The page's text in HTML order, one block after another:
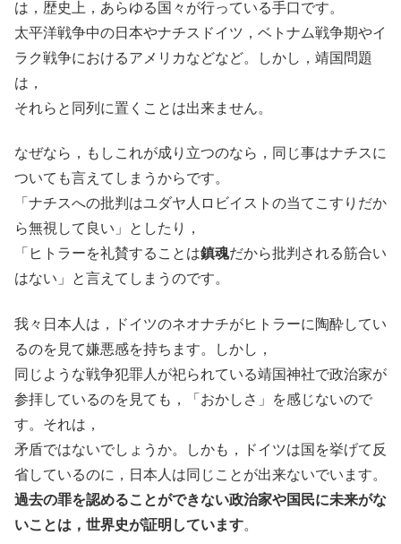
は，歴史上，あらゆる国々が行っている手口です。
太平洋戦争中の日本やナチスドイツ，ベトナム戦争期やイ
ラク戦争におけるアメリカなどなど。しかし，靖国問題
は，
それらと同列に置くことは出来ません。
なぜなら，もしこれが成り立つのなら，同じ事はナチスに
ついても言えてしまうからです。
「ナチスへの批判はユダヤ人ロビイストの当てこすりだか
ら無視して良い」としたり，
「ヒトラーを礼賛することは鎮魂だから批判される筋合い
はない」と言えてしまうのです。
我々日本人は，ドイツのネオナチがヒトラーに陶酔してい
るのを見て嫌悪感を持ちます。しかし，
同じような戦争犯罪人が祀られている靖国神社で政治家が
参拝しているのを見ても，「おかしさ」を感じないので
す。それは，
矛盾ではないでしょうか。しかも，ドイツは国を挙げて反
省しているのに，日本人は同じことが出来ないでいます。
過去の罪を認めることができない政治家や国民に未来がな
いことは，世界史が証明しています。